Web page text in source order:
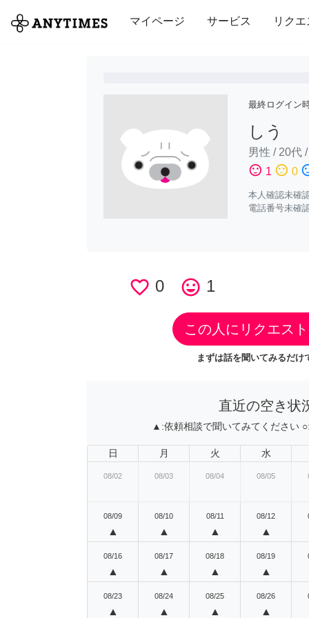
マイページ サービス リクエ
全て 修理・組立 家事 引っ越し
最終ログイン
しう
男性 / 20代 /
sentiment_satisfied 1 sentiment_neutral 0
本人確認未確
電話番号未確
favorite_border 0 tag_faces 1
この人にリクエス
まずは話を聞いてみるだけ
直近の空き状
▲:依頼相談で聞いてみてください ○:
日 月 火 水
08/02 08/03 08/04 08/05
08/09
▲
08/10
▲
08/11
▲
08/12
▲
08/16
▲
08/17
▲
08/18
▲
08/19
▲
08/23
▲
08/24
▲
08/25
▲
08/26
▲